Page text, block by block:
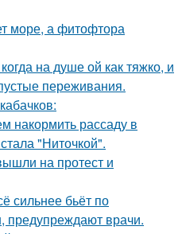
море, а фитофтора
на душе ой как тяжко, и
переживания.
накормить рассаду в
"Ниточкой".
на протест и
сильнее бьёт по
предупреждают врачи.